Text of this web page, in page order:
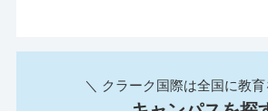
＼ クラーク国際は全国に教育